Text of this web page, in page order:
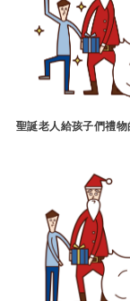
聖誕老人給孩子們禮物